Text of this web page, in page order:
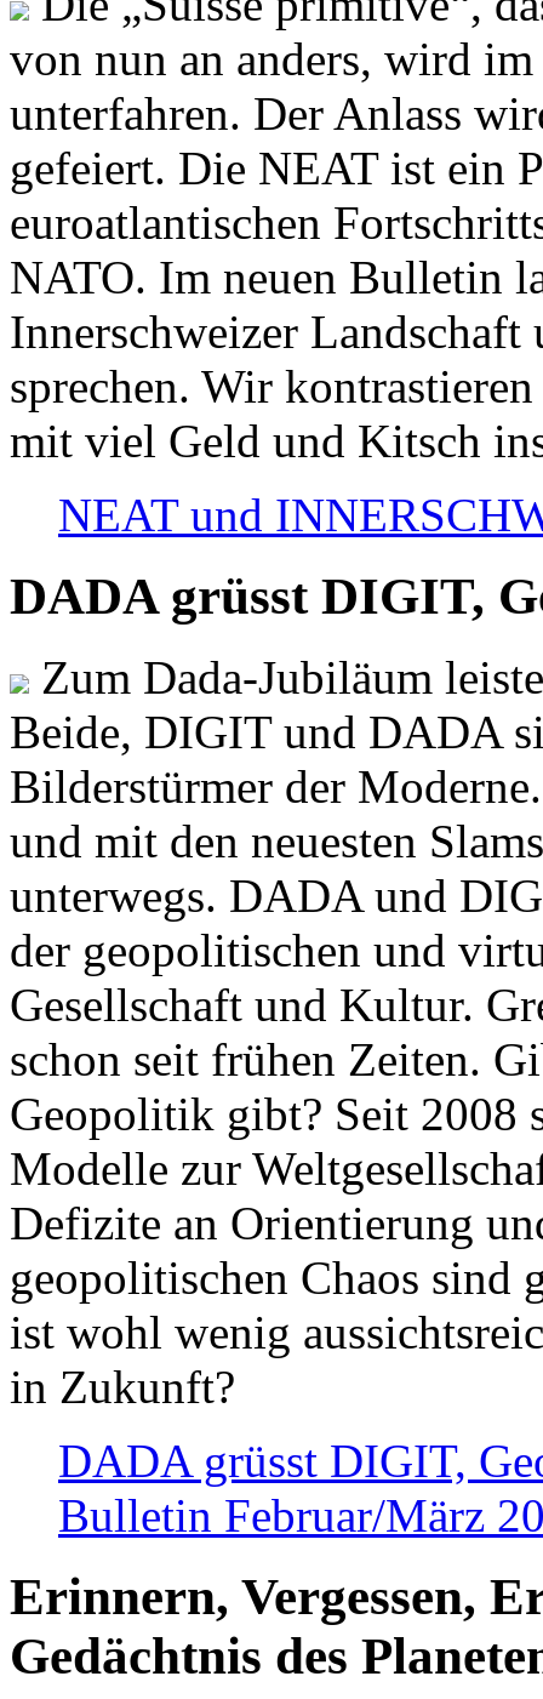
von nun an anders, wird
unterfahren. Der Anlass
gefeiert. Die NEAT ist ein
euroatlantischen
NATO. Im neuen Bulletin
Innerschweizer
sprechen. Wir
mit viel Geld und Kitsch
NEAT und
DADA grüsst DIGIT,
Zum Dada-Jubiläum
Beide, DIGIT und DADA
Bilderstürmer der
und mit den neuesten
unterwegs. DADA und
der geopolitischen und
Gesellschaft und Kultur.
schon seit frühen Zeiten.
Geopolitik gibt? Seit 2008
Modelle zur
Defizite an Orientierung
geopolitischen Chaos sind
ist wohl wenig
in Zukunft?
DADA grüsst DIGIT,
Bulletin Februar/März
Erinnern, Vergessen,
Gedächtnis des